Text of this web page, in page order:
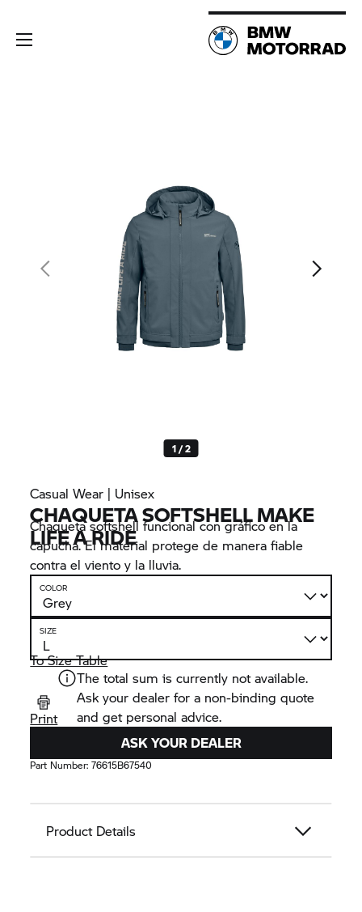
1 / 2
Casual Wear | Unisex
CHAQUETA SOFTSHELL MAKE
LIFE A RIDE
Chaqueta softshell funcional con gráfico en la
capucha. El material protege de manera fiable
contra el viento y la lluvia.
COLOR
SIZE
To Size Table
Print
The total sum is currently not available.
Ask your dealer for a non-binding quote
and get personal advice.
ASK YOUR DEALER
Part Number:76615B67540
Product Details